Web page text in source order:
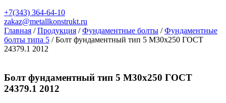
+7(343) 364-64-10
zakaz@metallkonstrukt.ru
Главная / Продукция / Фундаментные болты / Фундаментные
болты типа 5 / Болт фундаментный тип 5 М30х250 ГОСТ
24379.1 2012
Болт фундаментный тип 5 М30х250 ГОСТ
24379.1 2012